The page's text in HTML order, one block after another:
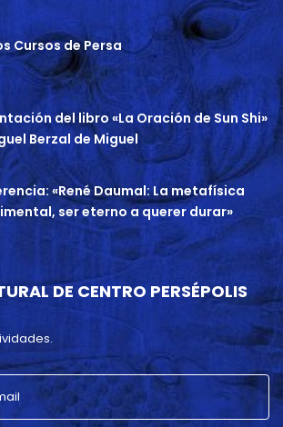
Cursos de Persa
del libro «La Oración de Sun Shi»
Berzal de Miguel
«René Daumal: La metafísica
ser eterno a querer durar»
DE CENTRO PERSÉPOLIS